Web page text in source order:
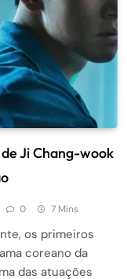
Ji Chang-wook
0 7 Mins
os primeiros
coreano da
das atuações